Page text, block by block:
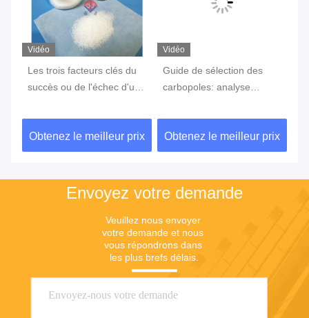
Vidéo
Les trois facteurs clés du
succès ou de l'échec d'une
Obtenez le meilleur prix
Vidéo
Guide de sélection des
carbopoles: analyse
caractéristiques des
modèles et des scénarios
d'application
Obtenez le meilleur prix
Envoyez votre demande
Veuillez nous envoyer
votre demande et nous
vous répondrons dans
les plus brefs délais.